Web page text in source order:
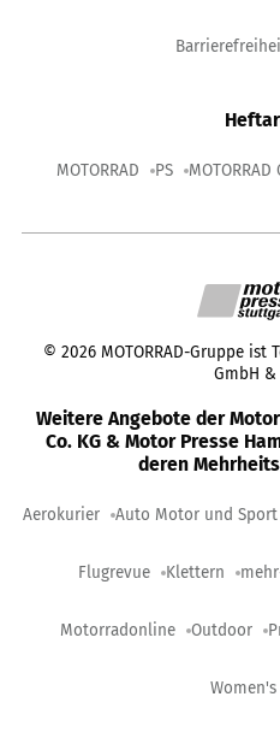
MOTORRAD PS MOTORRAD
© 2026 MOTORRAD-Gruppe
GmbH &
Weitere Angebote der
Co. KG & Motor Presse
deren
Aerokurier Auto Motor und Sport
Flugrevue Klettern
Motorradonline Outdoor